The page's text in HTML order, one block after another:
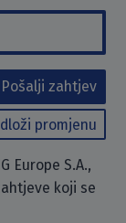
Pošalji zahtjev
promjenu
Europe S.A.,
koji se